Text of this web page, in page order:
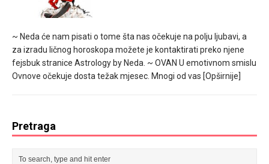
~ Neda će nam pisati o tome šta nas očekuje na polju ljubavi, a
za izradu ličnog horoskopa možete je kontaktirati preko njene
fejsbuk stranice Astrology by Neda. ~ OVAN U emotivnom smislu
Ovnove očekuje dosta težak mjesec. Mnogi od vas [Opširnije]
Pretraga